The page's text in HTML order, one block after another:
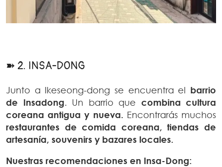
➽ 2. INSA-DONG
Junto a Ikeseong-dong se encuentra el barrio
de Insadong. Un barrio que combina cultura
coreana antigua y nueva. Encontrarás muchos
restaurantes de comida coreana, tiendas de
artesanía, souvenirs y bazares locales.
Nuestras recomendaciones en Insa-Dong: